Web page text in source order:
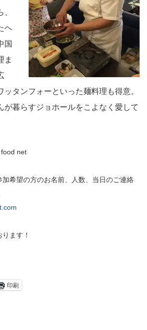
ヘ
国
ま
ッタンフォーといった麺料理も得意。
が暮らすジョホールをこよなく愛して
net
希望の方のお名前、人数、当日のご連絡
ます！
印刷